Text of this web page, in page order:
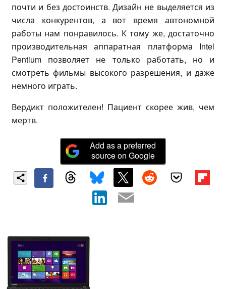
почти и без достоинств. Дизайн не выделяется из
числа конкурентов, а вот время автономной
работы нам понравилось. К тому же, достаточно
производительная аппаратная платформа Intel
Pentium позволяет не только работать, но и
смотреть фильмы высокого разрешения, и даже
немного играть.
Вердикт положителен! Пациент скорее жив, чем
мертв.
Add as a preferred
source on Google